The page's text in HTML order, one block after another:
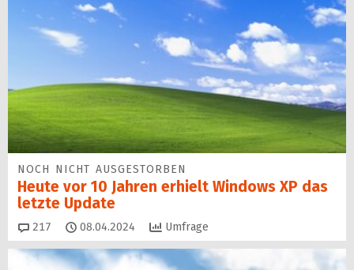
NOCH NICHT AUSGESTORBEN
Heute vor 10 Jahren erhielt Windows XP das
letzte Update
217 Kommentare
08.04.2024 Umfrage